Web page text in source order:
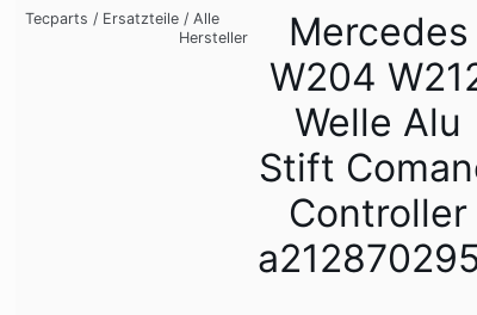
Tecparts / Ersatzteile / Alle
Hersteller
Mercedes
W204
Welle Alu
Stift
Controller